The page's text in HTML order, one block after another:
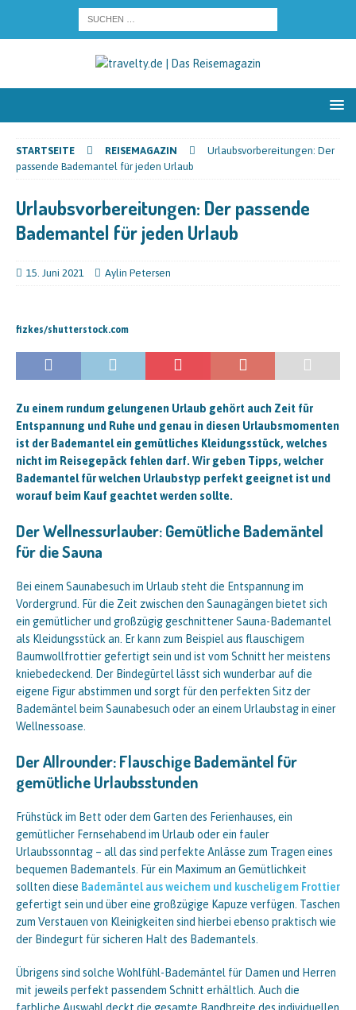
STARTSEITE REISEMAGAZIN
Urlaubsvorbereitungen: Der
passende Bademantel für jeden Urlaub
Urlaubsvorbereitungen: Der passende
Bademantel für jeden Urlaub
15. Juni 2021 Aylin Petersen
fizkes/shutterstock.com
Zu einem rundum gelungenen Urlaub gehört auch Zeit für
Entspannung und Ruhe und genau in diesen Urlaubsmomenten
ist der Bademantel ein gemütliches Kleidungsstück, welches
nicht im Reisegepäck fehlen darf. Wir geben Tipps, welcher
Bademantel für welchen Urlaubstyp perfekt geeignet ist und
worauf beim Kauf geachtet werden sollte.
Der Wellnessurlauber: Gemütliche Bademäntel
für die Sauna
Bei einem Saunabesuch im Urlaub steht die Entspannung im
Vordergrund. Für die Zeit zwischen den Saunagängen bietet sich
ein gemütlicher und großzügig geschnittener Sauna-Bademantel
als Kleidungsstück an. Er kann zum Beispiel aus flauschigem
Baumwollfrottier gefertigt sein und ist vom Schnitt her meistens
kniebedeckend. Der Bindegürtel lässt sich wunderbar auf die
eigene Figur abstimmen und sorgt für den perfekten Sitz der
Bademäntel beim Saunabesuch oder an einem Urlaubstag in einer
Wellnessoase.
Der Allrounder: Flauschige Bademäntel für
gemütliche Urlaubsstunden
Frühstück im Bett oder dem Garten des Ferienhauses, ein
gemütlicher Fernsehabend im Urlaub oder ein fauler
Urlaubssonntag – all das sind perfekte Anlässe zum Tragen eines
bequemen Bademantels. Für ein Maximum an Gemütlichkeit
sollten diese Bademäntel aus weichem und kuscheligem Frottier
gefertigt sein und über eine großzügige Kapuze verfügen. Taschen
zum Verstauen von Kleinigkeiten sind hierbei ebenso praktisch wie
der Bindegurt für sicheren Halt des Bademantels.
Übrigens sind solche Wohlfühl-Bademäntel für Damen und Herren
mit jeweils perfekt passendem Schnitt erhältlich. Auch die